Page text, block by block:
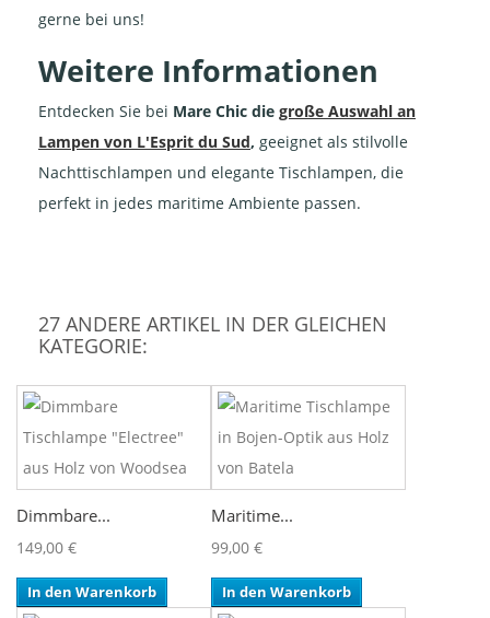
gerne bei uns!
Weitere Informationen
Entdecken Sie bei Mare Chic die große Auswahl an
Lampen von L'Esprit du Sud, geeignet als stilvolle
Nachttischlampen und elegante Tischlampen, die
perfekt in jedes maritime Ambiente passen.
27 ANDERE ARTIKEL IN DER GLEICHEN
KATEGORIE:
Dimmbare...
149,00 €
In den Warenkorb
Maritime...
99,00 €
In den Warenkorb